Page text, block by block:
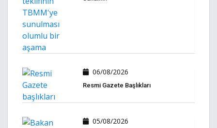
06/08/2026
Resmi Gazete Başlıkları
05/08/2026